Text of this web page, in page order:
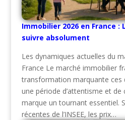
Immobilier 2026 en France :
suivre absolument
Les dynamiques actuelles du
France Le marché immobilier
transformation marquante ces
une période d’attentisme et de
marque un tournant essentiel.
récentes de l’INSEE, les prix…